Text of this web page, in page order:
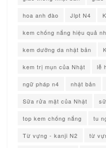
hoa anh đào Jlpt N4
kem chống nắng hiệu quả
kem dưỡng da nhật bản
kem trị mụn của Nhật lễ
ngữ pháp n4 nhật bản
Sữa rửa mặt của Nhật
top kem chống nắng tu
Từ vựng - kanji N2 từ